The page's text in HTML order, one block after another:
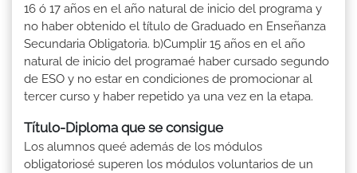
16 ó 17 años en el año natural de inicio del programa y
no haber obtenido el título de Graduado en Enseñanza
Secundaria Obligatoria. b)Cumplir 15 años en el año
natural de inicio del programaé haber cursado segundo
de ESO y no estar en condiciones de promocionar al
tercer curso y haber repetido ya una vez en la etapa.
Título-Diploma que se consigue
Los alumnos queé además de los módulos
obligatoriosé superen los módulos voluntarios de un